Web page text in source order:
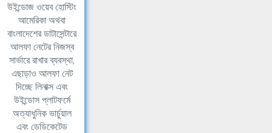
উইন্ডোজ ওয়েব হোস্টিং
আমেরিকা অথবা
বাংলাদেশের ডাটাসেন্টারে
আলফা নেটের নিজস্ব
সার্ভারে রাখার ব্যবস্থা,
এছাড়াও আলফা নেট
দিচ্ছে লিনাক্স এবং
উইন্ডোস প্লাটফর্মে
অত্যাধুনিক ভার্চুয়াল
এবং ডেডিকেটেড